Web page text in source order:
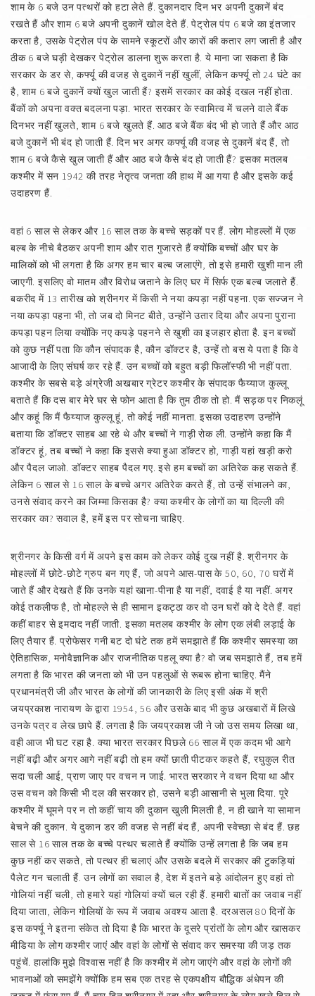
शाम के 6 बजे उन पत्थरों को हटा लेते हैं. दुकानदार दिन भर अपनी दुकानें बंद
रखते हैं और शाम 6 बजे अपनी दुकानें खोल देते हैं. पेट्रोल पंप 6 बजे का इंतजार
करता है, उसके पेट्रोल पंप के सामने स्कूटरों और कारों की कतार लग जाती है और
ठीक 6 बजे घड़ी देखकर पेट्रोल डालना शुरू करता है. ये माना जा सकता है कि
सरकार के डर से, कर्फ्यू की वजह से दुकानें नहीं खुलीं, लेकिन कर्फ्यू तो 24 घंटे का
है, शाम 6 बजे दुकानें क्यों खुल जाती हैं? इसमें सरकार का कोई दखल नहीं होता.
बैंकों को अपना वक्त बदलना पड़ा. भारत सरकार के स्वामित्व में चलने वाले बैंक
दिनभर नहीं खुलते, शाम 6 बजे खुलते हैं. आठ बजे बैंक बंद भी हो जाते हैं और आठ
बजे दुकानें भी बंद हो जाती हैं. दिन भर अगर कर्फ्यू की वजह से दुकानें बंद हैं, तो
शाम 6 बजे कैसे खुल जाती हैं और आठ बजे कैसे बंद हो जाती हैं? इसका मतलब
कश्मीर में सन 1942 की तरह नेतृत्व जनता की हाथ में आ गया है और इसके कई
उदाहरण हैं.
वहां 6 साल से लेकर और 16 साल तक के बच्चे सड़कों पर हैं. लोग मोहल्लों में एक
बल्ब के नीचे बैठकर अपनी शाम और रात गुजारते हैं क्योंकि बच्चों और घर के
मालिकों को भी लगता है कि अगर हम चार बल्ब जलाएंगे, तो इसे हमारी खुशी मान ली
जाएगी. इसलिए वो मातम और विरोध जताने के लिए घर में सिर्फ एक बल्ब जलाते हैं.
बकरीद में 13 तारीख को श्रीनगर में किसी ने नया कपड़ा नहीं पहना. एक सज्जन ने
नया कपड़ा पहना भी, तो जब दो मिनट बीते, उन्होंने उतार दिया और अपना पुराना
कपड़ा पहन लिया क्योंकि नए कपड़े पहनने से खुशी का इजहार होता है. इन बच्चों
को कुछ नहीं पता कि कौन संपादक है, कौन डॉक्टर है, उन्हें तो बस ये पता है कि वे
आजादी के लिए संघर्ष कर रहे हैं. उन बच्चों को बहुत बड़ी फिलॉस्फी भी नहीं पता.
कश्मीर के सबसे बड़े अंग्रेजी अखबार ग्रेटर कश्मीर के संपादक फैय्याज कुल्लू
बताते हैं कि दस बार मेरे घर से फोन आता है कि तुम ठीक तो हो. मैं सड़क पर निकलूं
और कहूं कि मैं फैय्याज कुल्लू हूं, तो कोई नहीं मानता. इसका उदाहरण उन्होंने
बताया कि डॉक्टर साहब आ रहे थे और बच्चों ने गाड़ी रोक ली. उन्होंने कहा कि मैं
डॉक्टर हूं, तब बच्चों ने कहा कि इससे क्या हुआ डॉक्टर हो, गाड़ी यहां खड़ी करो
और पैदल जाओ. डॉक्टर साहब पैदल गए. इसे हम बच्चों का अतिरेक कह सकते हैं.
लेकिन 6 साल से 16 साल के बच्चे अगर अतिरेक करते हैं, तो उन्हें संभालने का,
उनसे संवाद करने का जिम्मा किसका है? क्या कश्मीर के लोगों का या दिल्ली की
सरकार का? सवाल है, हमें इस पर सोचना चाहिए.
श्रीनगर के किसी वर्ग में अपने इस काम को लेकर कोई दुख नहीं है. श्रीनगर के
मोहल्लों में छोटे-छोटे ग्रुप बन गए हैं, जो अपने आस-पास के 50, 60, 70 घरों में
जाते हैं और देखते हैं कि उनके यहां खाना-पीना है या नहीं, दवाई है या नहीं. अगर
कोई तकलीफ है, तो मोहल्ले से ही सामान इकट्ठा कर वो उन घरों को दे देते हैं. वहां
कहीं बाहर से इमदाद नहीं जाती. इसका मतलब कश्मीर के लोग एक लंबी लड़ाई के
लिए तैयार हैं. प्रोफेसर गनी बट दो घंटे तक हमें समझाते हैं कि कश्मीर समस्या का
ऐतिहासिक, मनोवैज्ञानिक और राजनीतिक पहलू क्या है? वो जब समझाते हैं, तब हमें
लगता है कि भारत की जनता को भी उन पहलुओं से रूबरू होना चाहिए. मैंने
प्रधानमंत्री जी और भारत के लोगों की जानकारी के लिए इसी अंक में श्री
जयप्रकाश नारायण के द्वारा 1954, 56 और उसके बाद भी कुछ अखबारों में लिखे
उनके पत्र व लेख छापे हैं. लगता है कि जयप्रकाश जी ने जो उस समय लिखा था,
वही आज भी घट रहा है. क्या भारत सरकार पिछले 66 साल में एक कदम भी आगे
नहीं बढ़ी और अगर आगे नहीं बढ़ी तो हम क्यों छाती पीटकर कहते हैं, रघुकुल रीत
सदा चली आई, प्राण जाए पर वचन न जाई. भारत सरकार ने वचन दिया था और
उस वचन को किसी भी दल की सरकार हो, उसने बड़ी आसानी से भुला दिया. पूरे
कश्मीर में घूमने पर न तो कहीं चाय की दुकान खुली मिलती है, न ही खाने या सामान
बेचने की दुकान. ये दुकान डर की वजह से नहीं बंद हैं, अपनी स्वेच्छा से बंद हैं. छह
साल से 16 साल तक के बच्चे पत्थर चलाते हैं क्योंकि उन्हें लगता है कि जब हम
कुछ नहीं कर सकते, तो पत्थर ही चलाएं और उसके बदले में सरकार की टुकड़ियां
पैलेट गन चलाती हैं. उन लोगों का सवाल है, देश में इतने बड़े आंदोलन हुए वहां तो
गोलियां नहीं चली, तो हमारे यहां गोलियां क्यों चल रही हैं. हमारी बातों का जवाब नहीं
दिया जाता, लेकिन गोलियों के रूप में जवाब अवश्य आता है. दरअसल 80 दिनों के
इस कर्फ्यू ने इतना संकेत तो दिया है कि भारत के दूसरे प्रांतों के लोग और खासकर
मीडिया के लोग कश्मीर जाएं और वहां के लोगों से संवाद कर समस्या की जड़ तक
पहुंचें. हालांकि मुझे विश्‍वास नहीं है कि कश्मीर में लोग जाएंगे और वहां के लोगों की
भावनाओं को समझेंगे क्योंकि हम सब एक तरह से एकपक्षीय बौद्धिक अंधेपन की